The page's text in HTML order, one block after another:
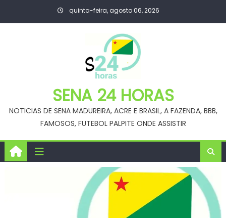
quinta-feira, agosto 06, 2026
SENA 24 HORAS
NOTICIAS DE SENA MADUREIRA, ACRE E BRASIL, A FAZENDA, BBB,
FAMOSOS, FUTEBOL PALPITE ONDE ASSISTIR